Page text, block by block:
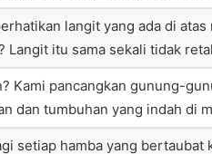
langit yang ada di atas
Langit itu sama sekali tidak
Kami pancangkan gunung-
dan tumbuhan yang indah di
setiap hamba yang bertaubat